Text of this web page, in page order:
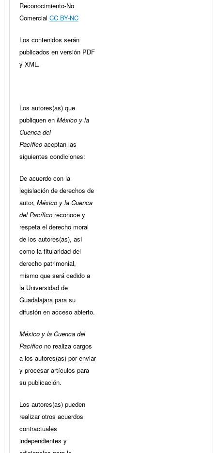
Reconocimiento-No
Comercial CC BY-NC
Los contenidos serán
publicados en versión PDF
y XML.
Los autores(as) que
publiquen en México y la
Cuenca del
Pacífico aceptan las
siguientes condiciones:
De acuerdo con la
legislación de derechos de
autor, México y la Cuenca
del Pacífico reconoce y
respeta el derecho moral
de los autores(as), así
como la titularidad del
derecho patrimonial,
mismo que será cedido a
la Universidad de
Guadalajara para su
difusión en acceso abierto.
México y la Cuenca del
Pacífico no realiza cargos
a los autores(as) por enviar
y procesar artículos para
su publicación.
Los autores(as) pueden
realizar otros acuerdos
contractuales
independientes y